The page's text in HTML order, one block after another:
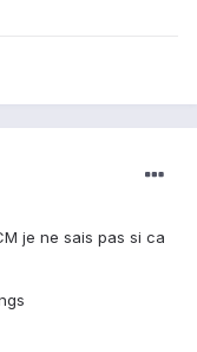
je ne sais pas si ca